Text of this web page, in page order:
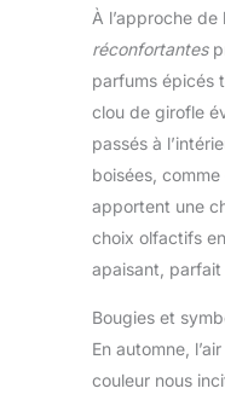
À l’approche de
réconfortantes
parfums épicés
clou de girofle
passés à
boisées,
apportent une
choix olfactifs
apaisant, parfait
Bougies et
En automne,
couleur nous